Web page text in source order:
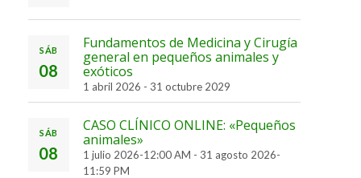
SÁB
08
Fundamentos de Medicina y Cirugía
general en pequeños animales y
exóticos
1 abril 2026 - 31 octubre 2029
SÁB
08
CASO CLÍNICO ONLINE: «Pequeños
animales»
1 julio 2026-12:00 AM - 31 agosto 2026-
11:59 PM